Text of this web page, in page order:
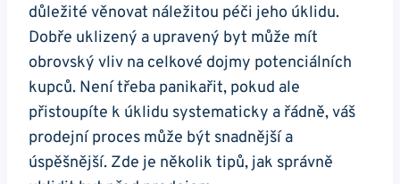
důležité věnovat náležitou péči jeho úklidu.
Dobře uklizený a upravený byt může mít
obrovský vliv na celkové dojmy potenciálních
kupců. Není třeba panikařit, pokud ale
přistoupíte k úklidu systematicky a řádně, váš
prodejní proces může být snadnější a
úspěšnější. Zde je několik tipů, jak správně